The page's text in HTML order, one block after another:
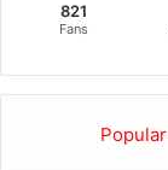
821
Fans
Popular